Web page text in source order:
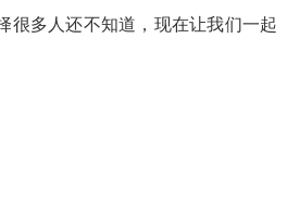
很多人还不知道，现在让我们一起